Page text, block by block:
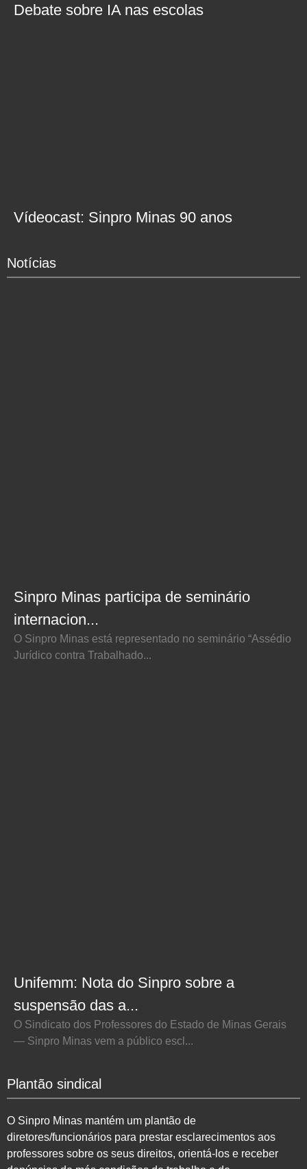
Debate sobre IA nas escolas
Vídeocast: Sinpro Minas 90 anos
Notícias
Sinpro Minas participa de seminário
internacion...
O Sinpro Minas está representado no seminário “Assédio
Jurídico contra Trabalhado...
Unifemm: Nota do Sinpro sobre a
suspensão das a...
O Sindicato dos Professores do Estado de Minas Gerais
— Sinpro Minas vem a público escl...
Plantão sindical
O Sinpro Minas mantém um plantão de
diretores/funcionários para prestar esclarecimentos aos
professores sobre os seus direitos, orientá-los e receber